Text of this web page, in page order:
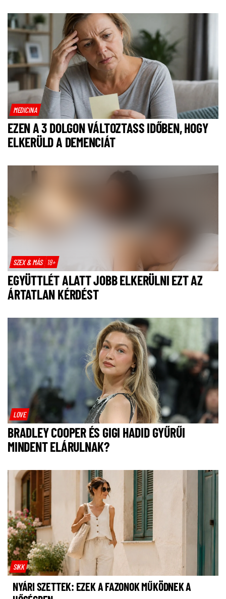
MEDICINA
EZEN A 3 DOLGON VÁLTOZTASS IDŐBEN, HOGY
ELKERÜLD A DEMENCIÁT
SZEX & MÁS 18+
EGYÜTTLÉT ALATT JOBB ELKERÜLNI EZT AZ
ÁRTATLAN KÉRDÉST
LOVE
BRADLEY COOPER ÉS GIGI HADID GYŰRŰI
MINDENT ELÁRULNAK?
SIKK
NYÁRI SZETTEK: EZEK A FAZONOK MŰKÖDNEK A